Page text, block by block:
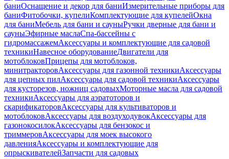
баниОснащение и декор для баниИзмерительные приборы для
баниФитобочки, купелиКомплектующие для купелейОкна
для баниМебель для бани и сауныРучки дверные для бани и
сауныЭфирные маслаСпа-бассейны с
гидромассажемАксессуары и комплектующие для садовой
техникиНавесное оборудованиеДвигатели для
мотоблоковПрицепы для мотоблоков,
минитракторовАксессуары для газонной техникиАксессуары
для цепных пилАксессуары для садовой техникиАксессуары
для кусторезов, ножниц садовыхМоторные масла для садовой
техникиАксессуары для аэратоторов и
скарификаторовАксессуары для культиваторов и
мотоблоковАксессуары для воздуходувокАксессуары для
газонокосилокАксессуары для бензокос и
триммеровАксессуары для моек высокого
давленияАксессуары и комплектующие для
опрыскивателейЗапчасти для садовых